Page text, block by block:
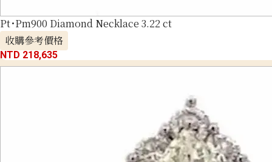
Pt･Pm900 Diamond Necklace 3.22 ct
收購參考價格
NTD 218,635